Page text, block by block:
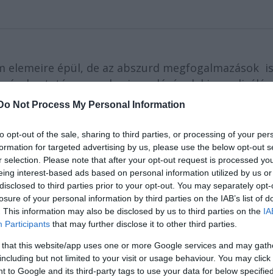
Not Process My Personal Information
opt-out of the sale, sharing to third parties, or processing of your
for targeted advertising by us, please use the below opt-out
selection. Please note that after your opt-out request is processed
interest-based ads based on personal information utilized by us
to third parties prior to your opt-out. You may separately
of your personal information by third parties on the IAB’s list of
This information may also be disclosed by us to third parties on the
Participants that may further disclose it to other third parties.
that this website/app uses one or more Google services and may
but not limited to your visit or usage behaviour. You may
to Google and its third-party tags to use your data for below
elemeire épül, de az abszurd megfogalmazások is
az emberi gyarlóságok
TÖRVÉNYEI
történetek láncolata...
SOHA nem találkoznak.
mi vagyunk pesszimisták.
rosszabb lesz a mánál!
gyerekeknek egyaránt
ajánljuk./